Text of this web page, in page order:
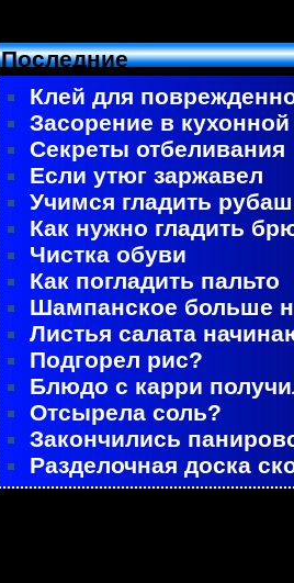
Последние
Клей для
Засорение в
Секреты отбеливания
Если утюг заржавел
Учимся гладить
Как нужно гладить
Чистка обуви
Как погладить пальто
Шампанское больше
Листья салата
Подгорел рис?
Блюдо с карри
Отсырела соль?
Закончились
Разделочная доска